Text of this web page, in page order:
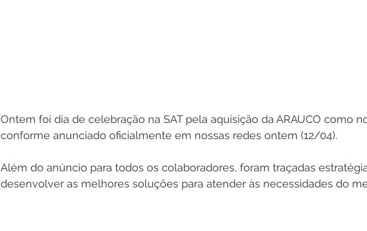
Ontem foi dia de celebração na SAT pela aquisição da ARAUCO como
conforme anunciado oficialmente em nossas redes ontem (12/04).
Além do anúncio para todos os colaboradores, foram traçadas
desenvolver as melhores soluções para atender às necessidades do